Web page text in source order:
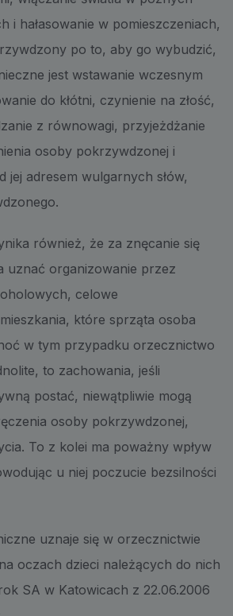
i hałasowanie w pomieszczeniach,
po to, aby go wybudzić,
jest wstawanie wczesnym
do kłótni, czynienie na złość,
z równowagi, przyjeżdżanie
osoby pokrzywdzonej i
jej adresem wulgarnych słów,
również, że za znęcanie się
uznać organizowanie przez
celowe
które sprząta osoba
w tym przypadku orzecznictwo
to zachowania, jeśli
postać, niewątpliwie mogą
osoby pokrzywdzonej,
To z kolei ma poważny wpływ
u niej poczucie bezsilności
uznaje się w orzecznictwie
oczach dzieci należących do nich
SA w Katowicach z 22.06.2006